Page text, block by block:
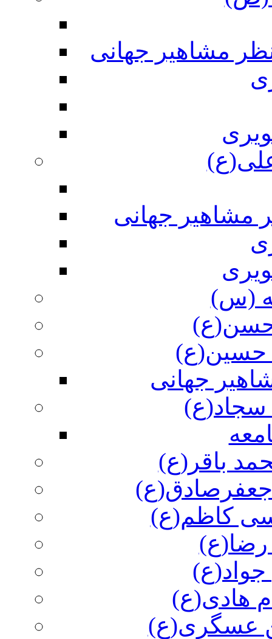
مشاهیر جهانی
مشاهیر جهانی
(س)
حسن(ع)
حسین(ع)
جهانی
سجاد(ع)
باقر(ع)
جعفرصادق(ع)
کاظم(ع)
هادی(ع)
عسگری(ع)